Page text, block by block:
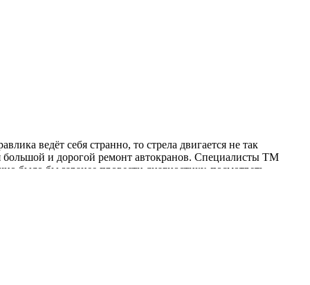
ведёт себя странно, то стрела двигается не так
большой и дорогой ремонт автокранов. Специалисты ТМ
было бы заранее провести диагностику, посмотреть
от больших простоев.
выглядит иначе: сначала мастер осматривает стрелы,
требуется — текущие работы или полноценный
и провести нормальное обслуживание. Всё зависит от
прозрачность ремонта помогает адекватно оценить